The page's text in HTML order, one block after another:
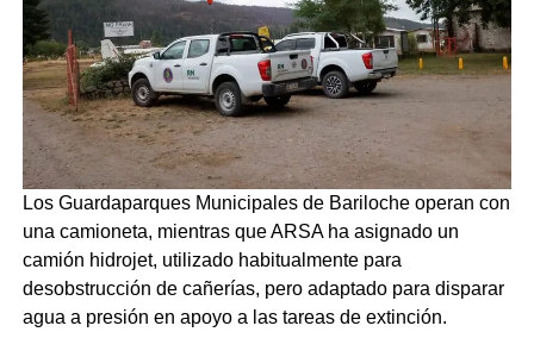
Los Guardaparques Municipales de Bariloche operan con
una camioneta, mientras que ARSA ha asignado un
camión hidrojet, utilizado habitualmente para
desobstrucción de cañerías, pero adaptado para disparar
agua a presión en apoyo a las tareas de extinción.